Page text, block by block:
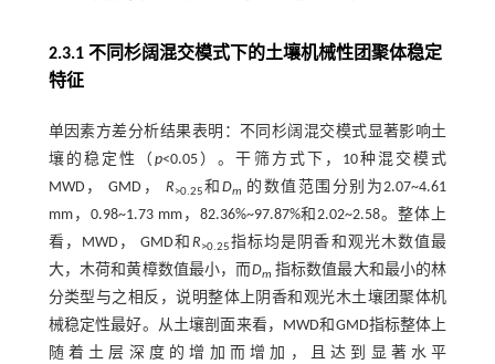
2.3.1 不同杉阔混交模式下的土壤机械性团聚体稳定
特征
单因素方差分析结果表明：不同杉阔混交模式显著影响土
壤的稳定性（p<0.05）。干筛方式下，10种混交模式
MWD， GMD， R>0.25和 Dm
的数值范围分别为2.07~4.61
mm，0.98~1.73 mm，82.36%~97.87%和2.02~2.58。整体上
看，MWD， GMD和 R>0.25指标均是阴香和观光木数值最
大，木荷和黄樟数值最小，而Dm 指标数值最大和最小的林
分类型与之相反，说明整体上阴香和观光木土壤团聚体机
械稳定性最好。从土壤剖面来看，MWD和GMD指标整体上
随着土层深度的增加而增加，且达到显著水平